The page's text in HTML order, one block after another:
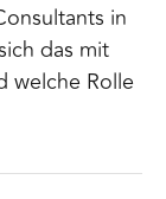
in
das mit
welche Rolle